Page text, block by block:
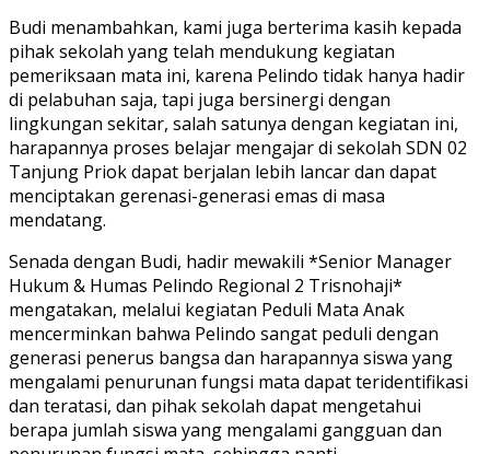
Budi menambahkan, kami juga berterima kasih kepada
pihak sekolah yang telah mendukung kegiatan
pemeriksaan mata ini, karena Pelindo tidak hanya hadir
di pelabuhan saja, tapi juga bersinergi dengan
lingkungan sekitar, salah satunya dengan kegiatan ini,
harapannya proses belajar mengajar di sekolah SDN 02
Tanjung Priok dapat berjalan lebih lancar dan dapat
menciptakan gerenasi-generasi emas di masa
mendatang.
Senada dengan Budi, hadir mewakili *Senior Manager
Hukum & Humas Pelindo Regional 2 Trisnohaji*
mengatakan, melalui kegiatan Peduli Mata Anak
mencerminkan bahwa Pelindo sangat peduli dengan
generasi penerus bangsa dan harapannya siswa yang
mengalami penurunan fungsi mata dapat teridentifikasi
dan teratasi, dan pihak sekolah dapat mengetahui
berapa jumlah siswa yang mengalami gangguan dan